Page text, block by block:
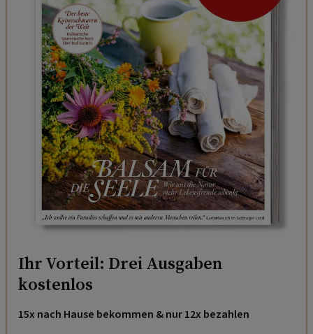
Ihr Vorteil: Drei Ausgaben
kostenlos
15x nach Hause bekommen & nur 12x bezahlen